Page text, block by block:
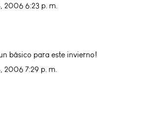
2006 6:23 p. m.
básico para este invierno!
2006 7:29 p. m.